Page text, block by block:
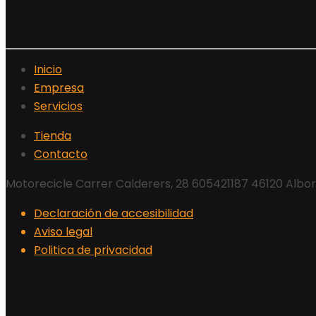
Inicio
Empresa
Servicios
Tienda
Contacto
Motorecicle Carrer Calderers, 28 605421187 46120
Declaración de accesibilidad
Aviso legal
Politica de privacidad